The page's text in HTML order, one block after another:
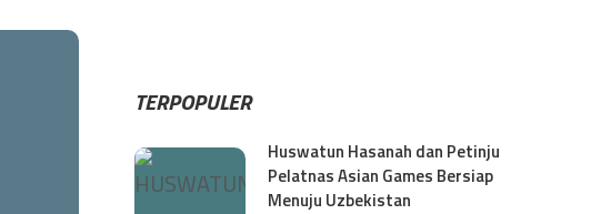
TERPOPULER
Huswatun Hasanah dan Petinju
Pelatnas Asian Games Bersiap
Menuju Uzbekistan